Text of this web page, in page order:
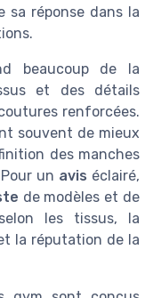
sa réponse dans la
beaucoup de la
et des détails
renforcées.
souvent de mieux
des manches
un avis éclairé,
de modèles et de
les tissus, la
la réputation de la